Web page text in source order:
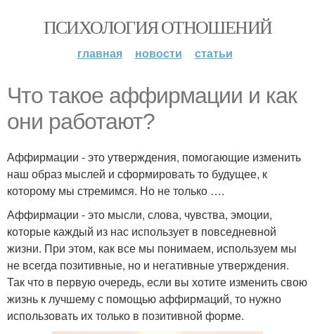
ПСИХОЛОГИЯ ОТНОШЕНИЙ
главная новости статьи
Что такое аффирмации и как
они работают?
Аффирмации - это утверждения, помогающие изменить
наш образ мыслей и сформировать то будущее, к
которому мы стремимся. Но не только ….
Аффирмации - это мысли, слова, чувства, эмоции,
которые каждый из нас использует в повседневной
жизни. При этом, как все мы понимаем, используем мы
не всегда позитивные, но и негативные утверждения.
Так что в первую очередь, если вы хотите изменить свою
жизнь к лучшему с помощью аффирмаций, то нужно
использовать их только в позитивной форме.